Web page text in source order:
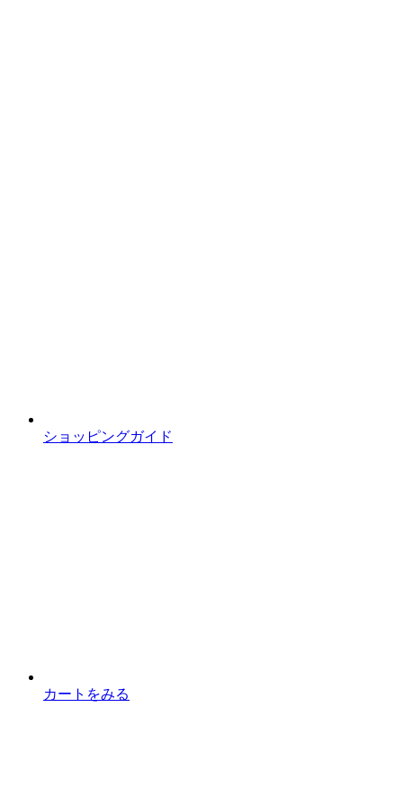
ショッピングガイド
カートをみる